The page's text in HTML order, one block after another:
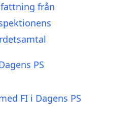
från
PS
FI i Dagens PS